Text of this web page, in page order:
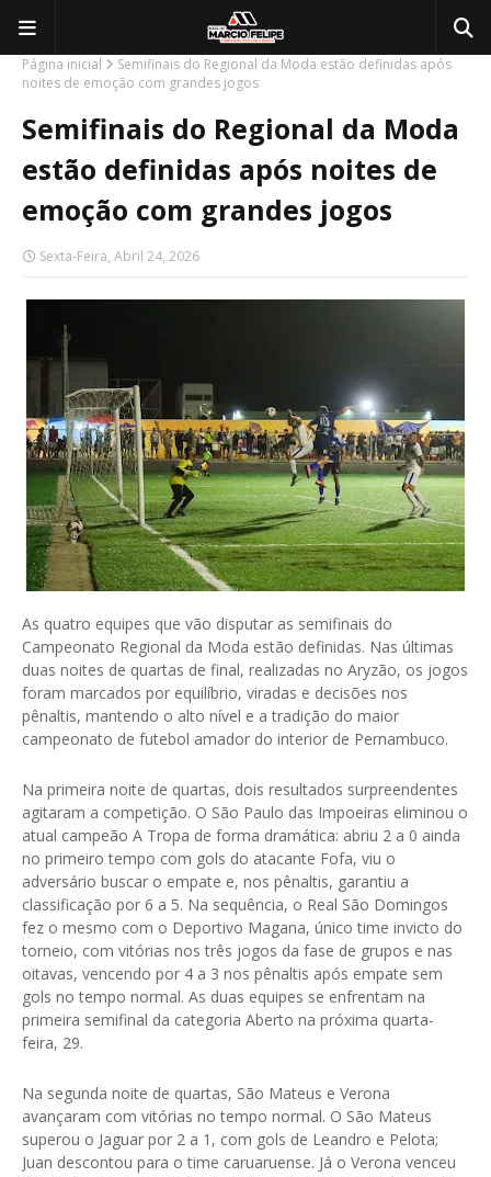
Página inicial
Semifinais do Regional da Moda estão definidas após
noites de emoção com grandes jogos
Semifinais do Regional da Moda
estão definidas após noites de
emoção com grandes jogos
Sexta-Feira, Abril 24, 2026
As quatro equipes que vão disputar as semifinais do
Campeonato Regional da Moda estão definidas. Nas últimas
duas noites de quartas de final, realizadas no Aryzão, os jogos
foram marcados por equilíbrio, viradas e decisões nos
pênaltis, mantendo o alto nível e a tradição do maior
campeonato de futebol amador do interior de Pernambuco.
Na primeira noite de quartas, dois resultados surpreendentes
agitaram a competição. O São Paulo das Impoeiras eliminou o
atual campeão A Tropa de forma dramática: abriu 2 a 0 ainda
no primeiro tempo com gols do atacante Fofa, viu o
adversário buscar o empate e, nos pênaltis, garantiu a
classificação por 6 a 5. Na sequência, o Real São Domingos
fez o mesmo com o Deportivo Magana, único time invicto do
torneio, com vitórias nos três jogos da fase de grupos e nas
oitavas, vencendo por 4 a 3 nos pênaltis após empate sem
gols no tempo normal. As duas equipes se enfrentam na
primeira semifinal da categoria Aberto na próxima quarta-
feira, 29.
Na segunda noite de quartas, São Mateus e Verona
avançaram com vitórias no tempo normal. O São Mateus
superou o Jaguar por 2 a 1, com gols de Leandro e Pelota;
Juan descontou para o time caruaruense. Já o Verona venceu